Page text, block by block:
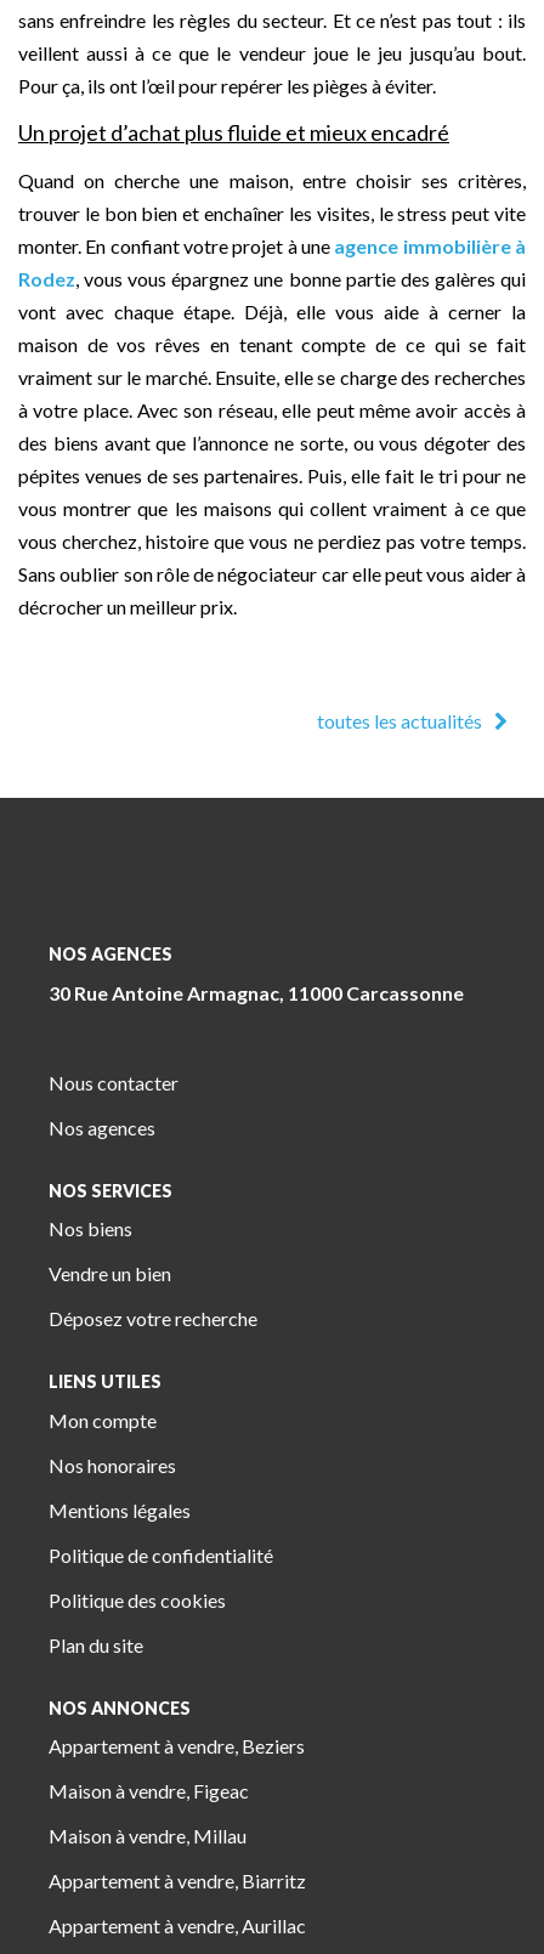
sans enfreindre les règles du secteur. Et ce n’est pas tout : ils
veillent aussi à ce que le vendeur joue le jeu jusqu’au bout.
Pour ça, ils ont l’œil pour repérer les pièges à éviter.
Un projet d’achat plus fluide et mieux encadré
Quand on cherche une maison, entre choisir ses critères,
trouver le bon bien et enchaîner les visites, le stress peut vite
monter. En confiant votre projet à une agence immobilière à
Rodez, vous vous épargnez une bonne partie des galères qui
vont avec chaque étape. Déjà, elle vous aide à cerner la
maison de vos rêves en tenant compte de ce qui se fait
vraiment sur le marché. Ensuite, elle se charge des recherches
à votre place. Avec son réseau, elle peut même avoir accès à
des biens avant que l’annonce ne sorte, ou vous dégoter des
pépites venues de ses partenaires. Puis, elle fait le tri pour ne
vous montrer que les maisons qui collent vraiment à ce que
vous cherchez, histoire que vous ne perdiez pas votre temps.
Sans oublier son rôle de négociateur car elle peut vous aider à
décrocher un meilleur prix.
toutes les actualités
NOS AGENCES
30 Rue Antoine Armagnac, 11000 Carcassonne
Nous contacter
Nos agences
NOS SERVICES
Nos biens
Vendre un bien
Déposez votre recherche
LIENS UTILES
Mon compte
Nos honoraires
Mentions légales
Politique de confidentialité
Politique des cookies
Plan du site
NOS ANNONCES
Appartement à vendre, Beziers
Maison à vendre, Figeac
Maison à vendre, Millau
Appartement à vendre, Biarritz
Appartement à vendre, Aurillac